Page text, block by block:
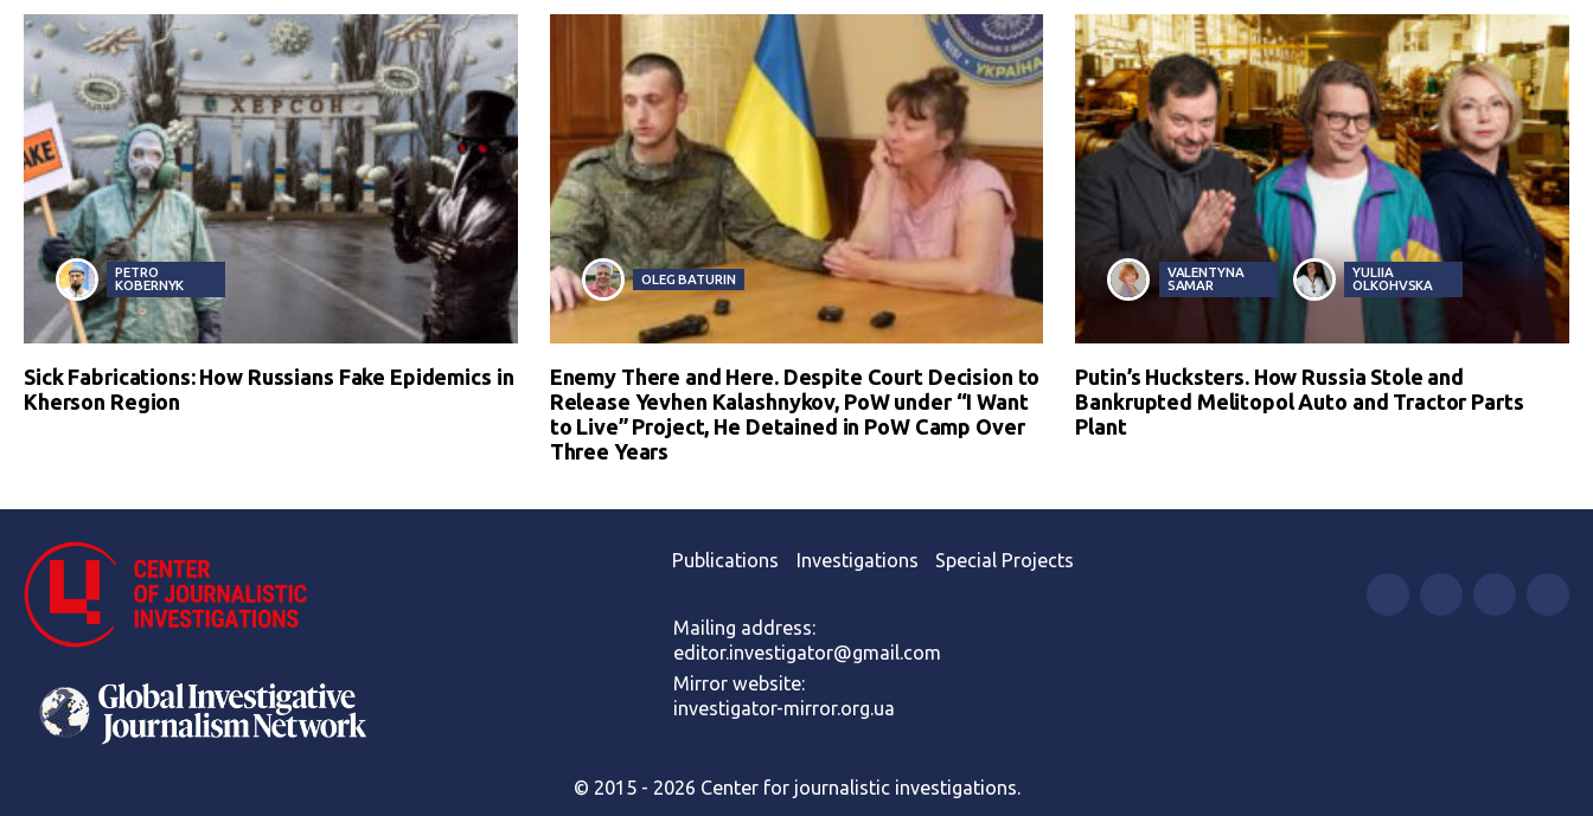
PETRO
KOBERNYK
Sick Fabrications: How Russians Fake Epidemics in
Kherson Region
OLEG BATURIN
Enemy There and Here. Despite Court Decision to
Release Yevhen Kalashnykov, PoW under “I Want
to Live” Project, He Detained in PoW Camp Over
Three Years
VALENTYNA
SAMAR
YULIIA
OLKOHVSKA
Putin’s Hucksters. How Russia Stole and
Bankrupted Melitopol Auto and Tractor Parts
Plant
Publications Investigations Special Projects
Mailing address:
editor.investigator@gmail.com
Mirror website:
investigator-mirror.org.ua
© 2015 - 2026 Center for journalistic investigations.